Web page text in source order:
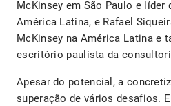
McKinsey em São Paulo e líder
América Latina, e Rafael
McKinsey na América Latina e
escritório paulista da
Apesar do potencial, a
superação de vários desafios.